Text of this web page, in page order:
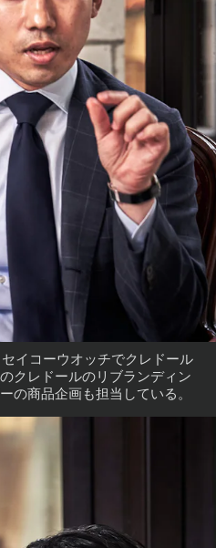
イコーウオッチでクレドール
クレドールのリブランディン
の商品企画も担当している。